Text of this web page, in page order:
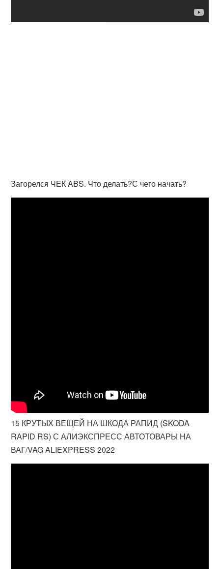
Загорелся ЧЕК ABS. Что делать?С чего начать?
15 КРУТЫХ ВЕЩЕЙ НА ШКОДА РАПИД (SKODA
RAPID RS) С АЛИЭКСПРЕСС АВТОТОВАРЫ НА
ВАГ/VAG ALIEXPRESS 2022